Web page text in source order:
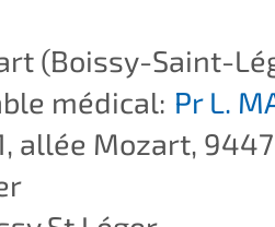
(Boissy-Saint-
médical: Pr L.
allée Mozart,